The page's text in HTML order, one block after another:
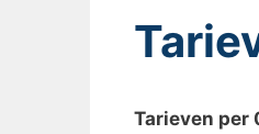
Tarieven per